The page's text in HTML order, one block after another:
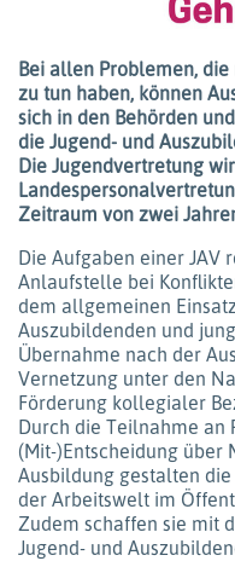
Bei allen Problemen,
zu tun haben, können
sich in den Behörden
die Jugend- und
Die Jugendvertretung
Zeitraum von zwei
Die Aufgaben einer JAV
Anlaufstelle bei
dem allgemeinen
Auszubildenden und
Übernahme nach der
Vernetzung unter den
Förderung kollegialer
Durch die Teilnahme an
(Mit-)Entscheidung über
Ausbildung gestalten
der Arbeitswelt im
Zudem schaffen sie mit
Jugend- und